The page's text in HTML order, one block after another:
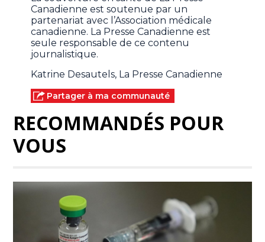
Canadienne est soutenue par un
partenariat avec l’Association médicale
canadienne. La Presse Canadienne est
seule responsable de ce contenu
journalistique.
Katrine Desautels, La Presse Canadienne
Partager à ma communauté
RECOMMANDÉS POUR
VOUS